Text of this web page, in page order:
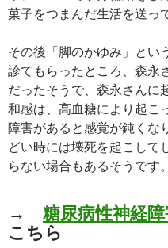
菓子をつまんだ生活を送っ
その後「脚のかゆみ」とい
診てもらったところ、森永
だったそうで、森永さんに
和感は、高血糖により起こ
障害があると感覚が鈍くな
どい時には壊死を起こして
らない場合もあるそうです。
→ 糖尿病性神経
こちら